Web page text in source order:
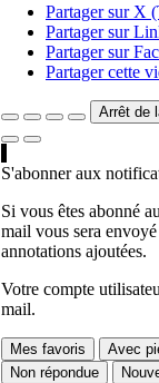
Partager sur X
Partager sur
Partager sur
Partager cette
Arrêt de
S'abonner aux
Si vous êtes abonné
mail vous sera
annotations ajoutées.
Votre compte
mail.
Mes favoris
Avec
Non répondue